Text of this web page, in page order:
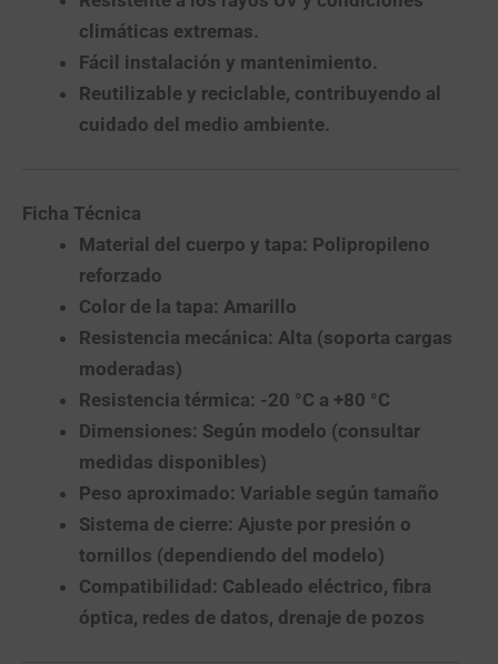
climáticas extremas.
Fácil instalación y mantenimiento.
Reutilizable y reciclable, contribuyendo al
cuidado del medio ambiente.
Ficha Técnica
Material del cuerpo y tapa: Polipropileno
reforzado
Color de la tapa: Amarillo
Resistencia mecánica: Alta (soporta cargas
moderadas)
Resistencia térmica: -20 °C a +80 °C
Dimensiones: Según modelo (consultar
medidas disponibles)
Peso aproximado: Variable según tamaño
Sistema de cierre: Ajuste por presión o
tornillos (dependiendo del modelo)
Compatibilidad: Cableado eléctrico, fibra
óptica, redes de datos, drenaje de pozos